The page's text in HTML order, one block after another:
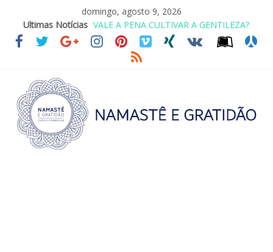
domingo, agosto 9, 2026
Ultimas Notícias VALE A PENA CULTIVAR A GENTILEZA?
REINVENTANDO A VIDA AOS 70 ANOS
LEI DO RETORNO
O ATO DE ABRAÇAR